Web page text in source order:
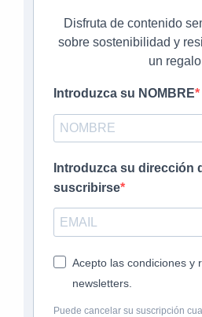
Disfruta de contenido
sobre sostenibilidad y
un
Introduzca su NOMBRE
Introduzca su dirección
suscribirse
Acepto las condiciones y
newsletters.
Puede cancelar su suscripción